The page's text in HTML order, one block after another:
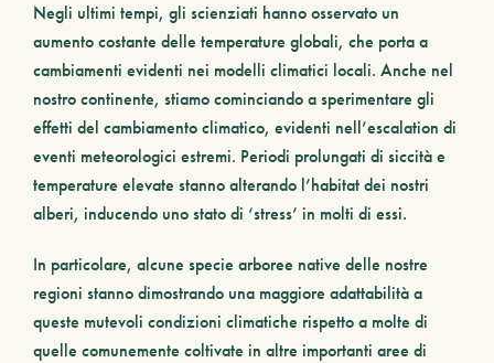
Negli ultimi tempi, gli scienziati hanno osservato un
aumento costante delle temperature globali, che porta a
cambiamenti evidenti nei modelli climatici locali. Anche nel
nostro continente, stiamo cominciando a sperimentare gli
effetti del cambiamento climatico, evidenti nell’escalation di
eventi meteorologici estremi. Periodi prolungati di siccità e
temperature elevate stanno alterando l’habitat dei nostri
alberi, inducendo uno stato di ‘stress’ in molti di essi.
In particolare, alcune specie arboree native delle nostre
regioni stanno dimostrando una maggiore adattabilità a
queste mutevoli condizioni climatiche rispetto a molte di
quelle comunemente coltivate in altre importanti aree di